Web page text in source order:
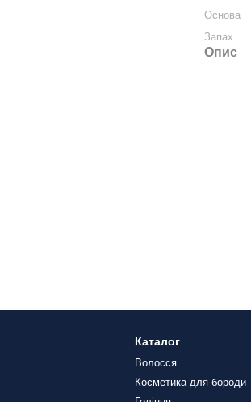
Основа
Запах
Опис
Каталог
Волосся
Косметика для бороди